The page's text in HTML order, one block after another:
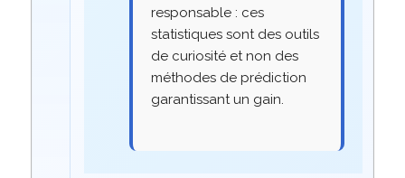
responsable : ces
statistiques sont des outils
de curiosité et non des
méthodes de prédiction
garantissant un gain.